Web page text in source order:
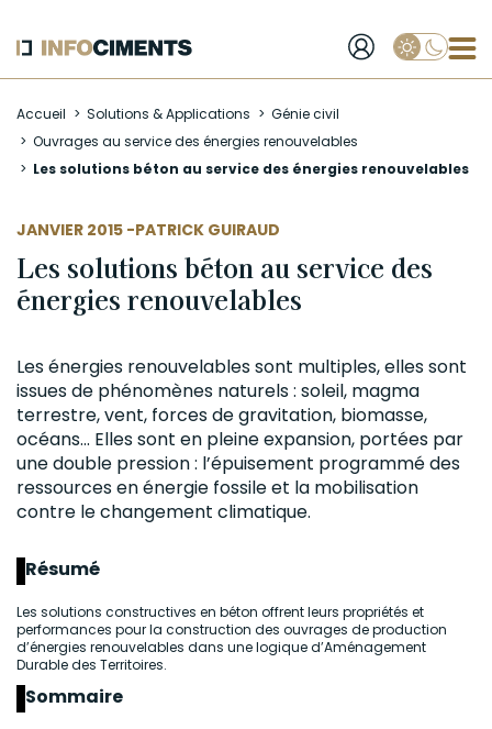
au
contenu
principal
Accueil Solutions & Applications
Génie civil
Ouvrages au service des énergies renouvelables
Les solutions béton au service des énergies renouvelables
JANVIER 2015 -
AUTEUR PATRICK GUIRAUD
Les solutions béton au service des
énergies renouvelables
Les énergies renouvelables sont multiples, elles sont
issues de phénomènes naturels : soleil, magma
terrestre, vent, forces de gravitation, biomasse,
océans... Elles sont en pleine expansion, portées par
une double pression : l’épuisement programmé des
ressources en énergie fossile et la mobilisation
contre lechangement climatique.
Résumé
Les solutions constructives en béton offrent leurs propriétés et
performances pour la construction des ouvrages de production
d’énergies renouvelables dans une logique d’Aménagement
Durable des Territoires.
Sommaire